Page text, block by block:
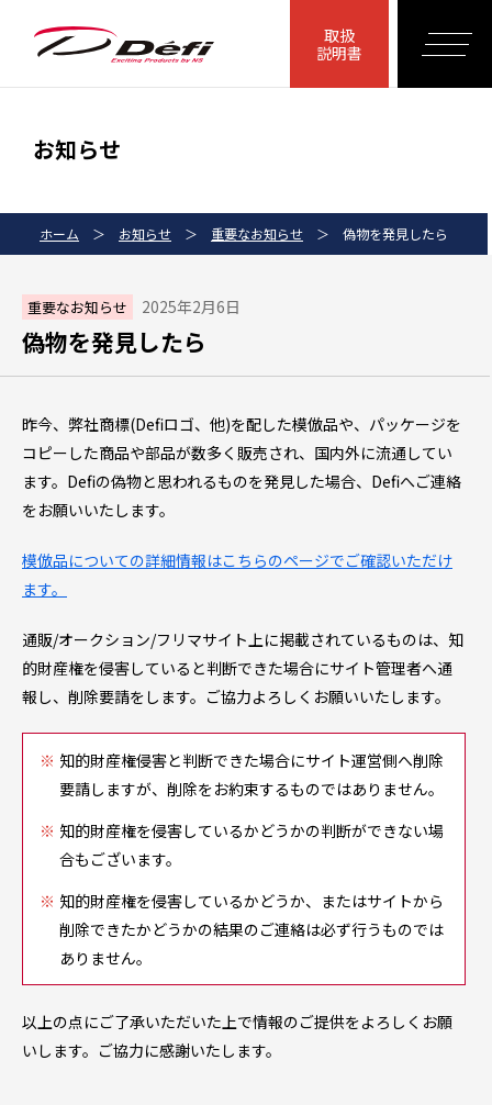
取扱
説明書
お知らせ
ホーム ＞ お知らせ ＞ 重要なお知らせ ＞ 偽物を発見したら
重要なお知らせ 2025年2月6日
偽物を発見したら
昨今、弊社商標(Defiロゴ、他)を配した模倣品や、パッケージを
コピーした商品や部品が数多く販売され、国内外に流通してい
ます。Defiの偽物と思われるものを発見した場合、Defiへご連絡
をお願いいたします。
模倣品についての詳細情報はこちらのページでご確認いただけ
ます。
通販/オークション/フリマサイト上に掲載されているものは、知
的財産権を侵害していると判断できた場合にサイト管理者へ通
報し、削除要請をします。ご協力よろしくお願いいたします。
知的財産権侵害と判断できた場合にサイト運営側へ削除
要請しますが、削除をお約束するものではありません。
知的財産権を侵害しているかどうかの判断ができない場
合もございます。
知的財産権を侵害しているかどうか、またはサイトから
削除できたかどうかの結果のご連絡は必ず行うものでは
ありません。
以上の点にご了承いただいた上で情報のご提供をよろしくお願
いします。ご協力に感謝いたします。